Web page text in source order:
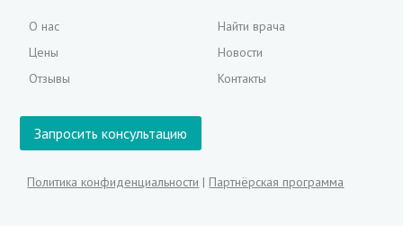
О нас
Цены
Отзывы
Найти врача
Новости
Контакты
Запросить консультацию
Политика конфиденциальности | Партнёрская программа